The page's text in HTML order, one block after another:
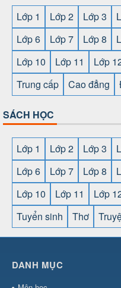
Lớp 1 Lớp 2 Lớp 3
Lớp 6
Lớp 7 Lớp 8
Lớp 10
Lớp 11
Lớp
Trung cấp
Cao đẳng
SÁCH HỌC
Lớp 1 Lớp 2 Lớp 3
Lớp 6
Lớp 7 Lớp 8
Lớp 10
Lớp 11
Lớp
Tuyển sinh
Thơ
cái OPEN88⇔
⇔https://gameb52a.club/
DANH MỤC